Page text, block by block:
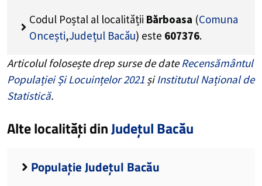
Codul Poștal al localității Bărboasa (Comuna
Oncești,Județul Bacău) este 607376.
Articolul folosește drep surse de dateRecensământul
Populației Și Locuințelor 2021 șiInstitutul Național de
Statistică.
Alte localități dinJudețul Bacău
Populație Județul Bacău